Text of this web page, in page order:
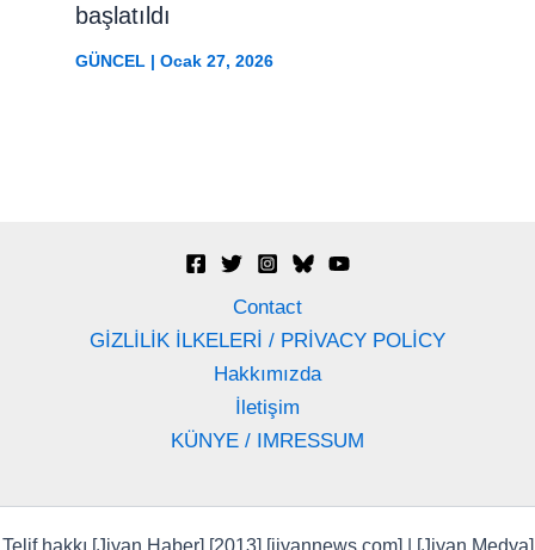
başlatıldı
GÜNCEL | Ocak 27, 2026
Contact
GİZLİLİK İLKELERİ / PRİVACY POLİCY
Hakkımızda
İletişim
KÜNYE / IMRESSUM